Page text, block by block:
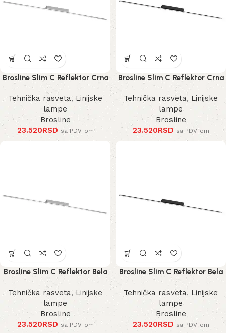
Brosline Slim C Reflektor Crna
3000K 1200 mm 40 mm 1291
mm
Tehnička rasveta, Linijske
lampe
Brosline
23.520RSD sa PDV-om
Brosline Slim C Reflektor Crna
3000K 1200 mm 40 mm 1289
mm
Tehnička rasveta, Linijske
lampe
Brosline
23.520RSD sa PDV-om
Brosline Slim C Reflektor Bela
4000K 1200 mm 40 mm 1292
mm
Tehnička rasveta,Linijske
lampe
Brosline
23.520RSD sa PDV-om
Brosline Slim C Reflektor Bela
4000K 1200 mm 40 mm 1290
mm
Tehnička rasveta, Linijske
lampe
Brosline
23.520RSD sa PDV-om